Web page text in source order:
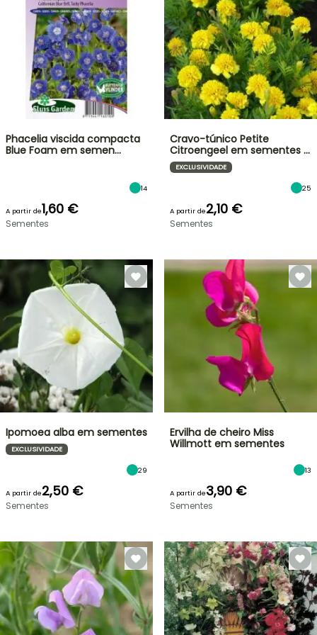
VENDAS
RELÂMPAGO
ATÉ
30%
BULBOS
DE
PRIMAVERA
Phacelia viscida compacta
Blue Foam em semen…
14
A partir de1,60 €
Sementes
Cravo-túnico Petite
Citroengeel em sementes …
EXCLUSIVIDADE
25
A partir de2,10 €
Sementes
Ipomoea alba em sementes
EXCLUSIVIDADE
29
A partir de2,50 €
Sementes
Ervilha de cheiro Miss
Willmott em sementes
13
A partir de3,90 €
Sementes